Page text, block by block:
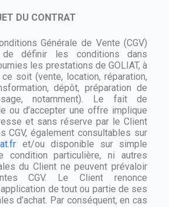
DU CONTRAT
Générale de Vente (CGV)
définir les conditions dans
les prestations de GOLIAT, à
soit (vente, location, réparation,
dépôt, préparation de
notamment). Le fait de
ou d’accepter une offre implique
et sans réserve par le Client
CGV, également consultables sur
et/ou disponible sur simple
condition particulière, ni autres
du Client ne peuvent prévaloir
CGV. Le Client renonce
de tout ou partie de ses
d’achat. Par conséquent, en cas